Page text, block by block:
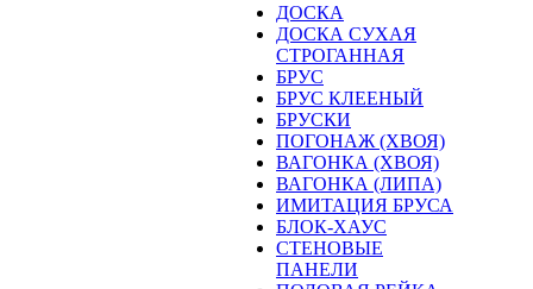
ДОСКА
ДОСКА СУХАЯ
СТРОГАННАЯ
БРУС
БРУС КЛЕЕНЫЙ
БРУСКИ
ПОГОНАЖ (ХВОЯ)
ВАГОНКА (ХВОЯ)
ВАГОНКА (ЛИПА)
ИМИТАЦИЯ БРУСА
БЛОК-ХАУС
СТЕНОВЫЕ
ПАНЕЛИ